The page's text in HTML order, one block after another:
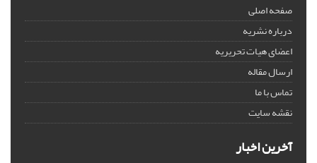
صفحه اصلی
درباره نشریه
اعضای هیات تحریریه
ارسال مقاله
تماس با ما
نقشه سایت
آخرین اخبار